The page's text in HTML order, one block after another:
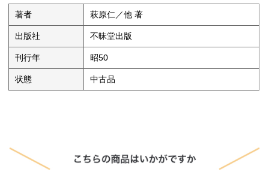
著者 萩原仁／他 著
出版社 不昧堂出版
刊行年 昭50
状態 中古品